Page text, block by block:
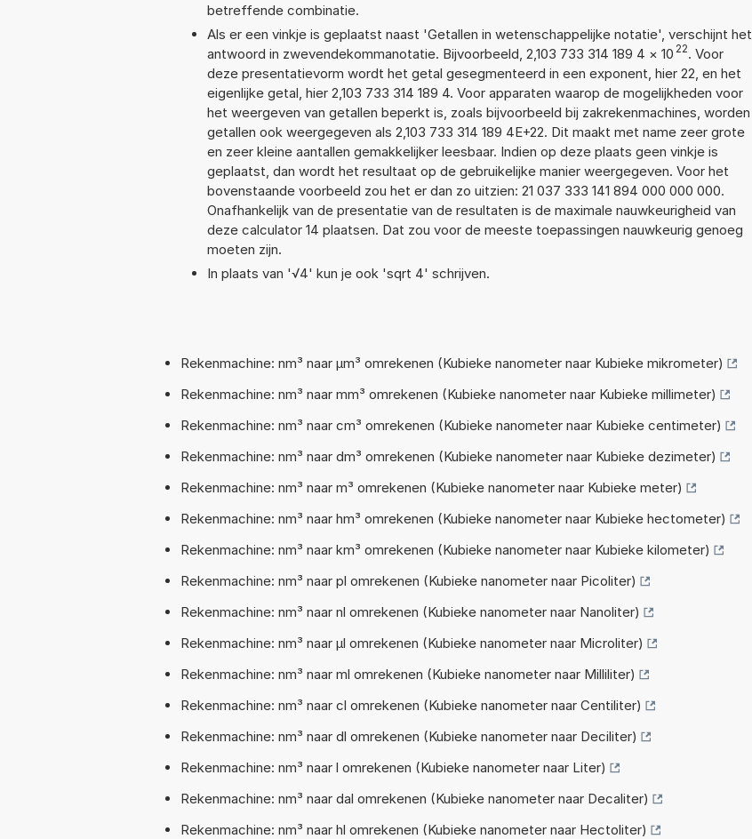
betreffende combinatie.
Als er een vinkje is geplaatst naast 'Getallen in wetenschappelijke notatie', verschijnt het
antwoord in zwevendekommanotatie. Bijvoorbeeld, 2,103 733 314 189 4 × 10 22. Voor
deze presentatievorm wordt het getal gesegmenteerd in een exponent, hier 22, en het
eigenlijke getal, hier 2,103 733 314 189 4. Voor apparaten waarop de mogelijkheden voor
het weergeven van getallen beperkt is, zoals bijvoorbeeld bij zakrekenmachines, worden
getallen ook weergegeven als 2,103 733 314 189 4E+22. Dit maakt met name zeer grote
en zeer kleine aantallen gemakkelijker leesbaar. Indien op deze plaats geen vinkje is
geplaatst, dan wordt het resultaat op de gebruikelijke manier weergegeven. Voor het
bovenstaande voorbeeld zou het er dan zo uitzien: 21 037 333 141 894 000 000 000.
Onafhankelijk van de presentatie van de resultaten is de maximale nauwkeurigheid van
deze calculator 14 plaatsen. Dat zou voor de meeste toepassingen nauwkeurig genoeg
moeten zijn.
In plaats van '√4' kun je ook 'sqrt 4' schrijven.
Rekenmachine: nm³ naar µm³ omrekenen (Kubieke nanometer naar Kubieke mikrometer)
Rekenmachine: nm³ naar mm³ omrekenen (Kubieke nanometer naar Kubieke millimeter)
Rekenmachine: nm³ naar cm³ omrekenen (Kubieke nanometer naar Kubieke centimeter)
Rekenmachine: nm³ naar dm³ omrekenen (Kubieke nanometer naar Kubieke dezimeter)
Rekenmachine: nm³ naar m³ omrekenen (Kubieke nanometer naar Kubieke meter)
Rekenmachine: nm³ naar hm³ omrekenen (Kubieke nanometer naar Kubieke hectometer)
Rekenmachine: nm³ naar km³ omrekenen (Kubieke nanometer naar Kubieke kilometer)
Rekenmachine: nm³ naar pl omrekenen (Kubieke nanometer naar Picoliter)
Rekenmachine: nm³ naar nl omrekenen (Kubieke nanometer naar Nanoliter)
Rekenmachine: nm³ naar µl omrekenen (Kubieke nanometer naar Microliter)
Rekenmachine: nm³ naar ml omrekenen (Kubieke nanometer naar Milliliter)
Rekenmachine: nm³ naar cl omrekenen (Kubieke nanometer naar Centiliter)
Rekenmachine: nm³ naar dl omrekenen (Kubieke nanometer naar Deciliter)
Rekenmachine: nm³ naar l omrekenen (Kubieke nanometer naar Liter)
Rekenmachine: nm³ naar dal omrekenen (Kubieke nanometer naar Decaliter)
Rekenmachine: nm³ naar hl omrekenen (Kubieke nanometer naar Hectoliter)